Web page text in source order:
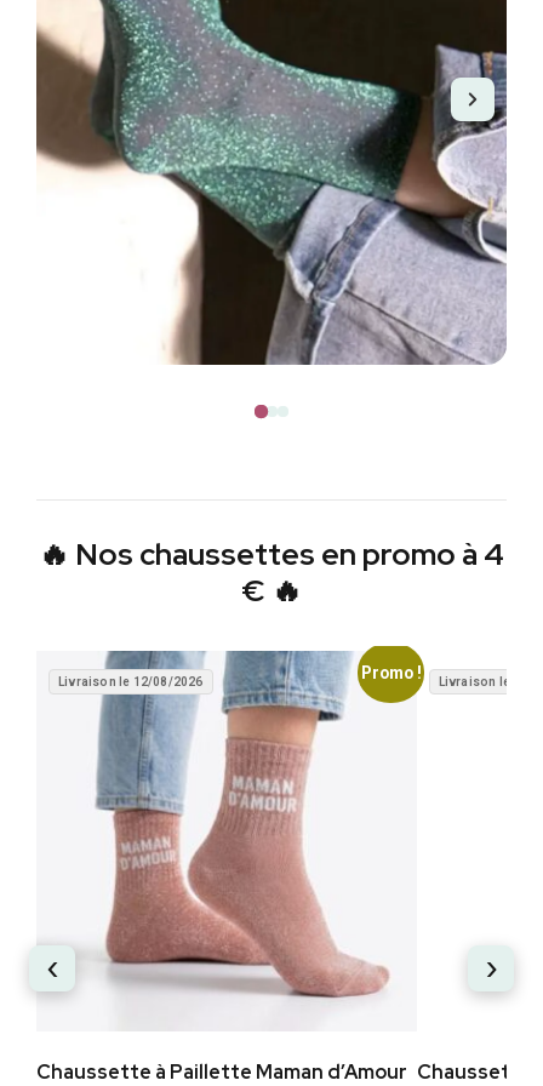
🔥 Nos chaussettes en promo à 4
€ 🔥
Promo !
Chaussette à Paillette Maman d’Amour
Livraison le 12/08/2026
Chaussette
Livraison le 12/
‹ ›